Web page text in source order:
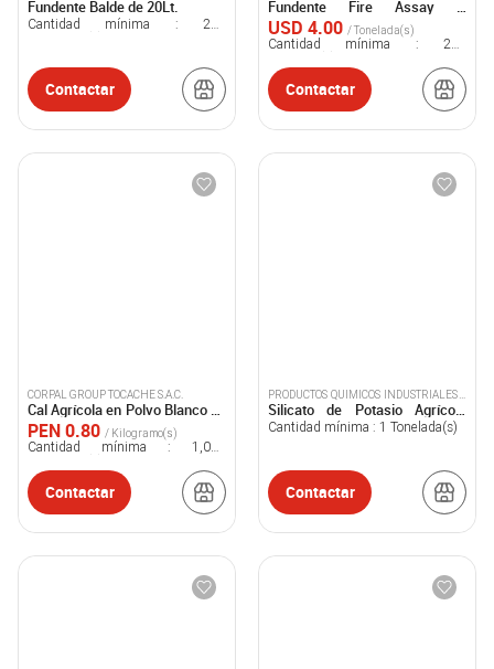
Fundente Balde de 20Lt.
Cantidad mínima : 200
Contactar
ABIERTA
Fundente Fire Assay –
Compuesto a Base de
Monoxido de Plomo o Litargio
USD 4.00 / Tonelada(s)
Cantidad mínima : 250
Contactar
CORPAL GROUP TOCACHE S.A.C.
Cal Agrícola en Polvo Blanco en
Saco de 25 Kilos
PEN 0.80 / Kilogramo(s)
Cantidad mínima : 1,000
Contactar
PRODUCTOS QUIMICOS INDUSTRIALES S
A
Silicato de Potasio Agrícola
Forzasil-K
Cantidad mínima : 1 Tonelada(s)
Contactar